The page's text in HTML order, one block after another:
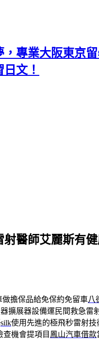
，專業大阪東京
文！
醫師艾麗斯有
做擔保品給免保約免留車八
擴展器設備運民間救急雷
silk使用先進的極飛秒雷射
機會提項目 鳳山汽車借款